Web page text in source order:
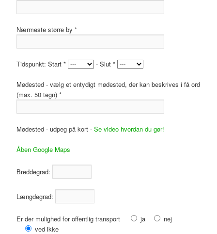
Nærmeste større by *
Tidspunkt: Start * - Slut *
Mødested - vælg et entydigt mødested, der kan beskrives i få ord
(max. 50 tegn) *
Mødested - udpeg på kort -Se video hvordan du gør!
Åben Google Maps
Breddegrad:
Længdegrad:
Er der mulighed for offentlig transport ja
nej
ved ikke